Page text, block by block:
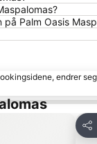
Palm Oasis
endrer
Del